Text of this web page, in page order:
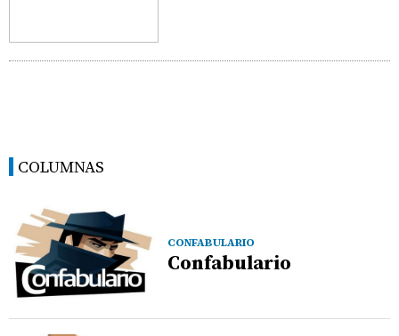
COLUMNAS
CONFABULARIO
Confabulario